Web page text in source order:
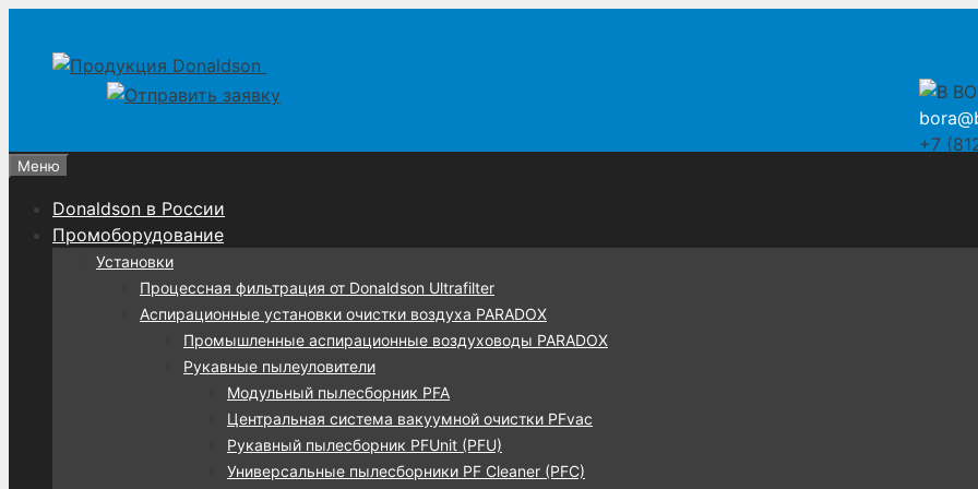
содержимому
содержимому
+7
Меню
Donaldson в России
Промоборудование
Установки
Процессная фильтрация от Donaldson Ultrafilter
Аспирационные установки очистки воздуха PARADOX
Промышленные аспирационные воздуховоды PARADOX
Рукавные пылеуловители
Модульный пылесборник PFA
Центральная система вакуумной очистки PFvac
Рукавный пылесборник PFUnit (PFU)
Универсальные пылесборники PF Cleaner (PFC)